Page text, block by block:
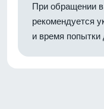
При обращении
рекомендуется
и время попытки